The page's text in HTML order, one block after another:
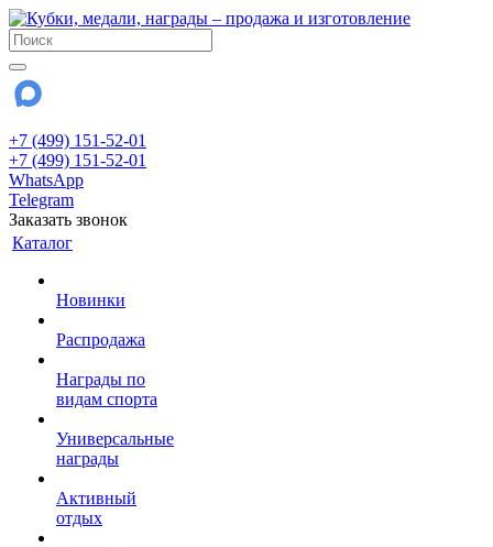
+7 (499) 151-52-01
+7 (499) 151-52-01
WhatsApp
Telegram
Заказать звонок
Каталог
Новинки
Распродажа
Награды по
видам спорта
Универсальные
награды
Активный
отдых